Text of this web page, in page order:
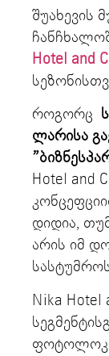
შუახევის
Hotel and
როგორც
ლარისა
Hotel and
დიდია,
არის იმ
Nika Hotel